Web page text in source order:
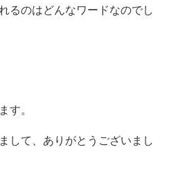
のはどんなワードなのでし
す。
て、ありがとうございまし